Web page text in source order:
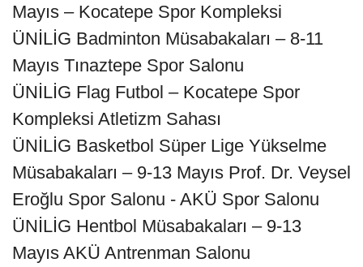
Mayıs – Kocatepe Spor Kompleksi
ÜNİLİG Badminton Müsabakaları – 8-11
Mayıs Tınaztepe Spor Salonu
ÜNİLİG Flag Futbol – Kocatepe Spor
Kompleksi Atletizm Sahası
ÜNİLİG Basketbol Süper Lige Yükselme
Müsabakaları – 9-13 Mayıs Prof. Dr. Veysel
Eroğlu Spor Salonu - AKÜ Spor Salonu
ÜNİLİG Hentbol Müsabakaları – 9-13
Mayıs AKÜ Antrenman Salonu